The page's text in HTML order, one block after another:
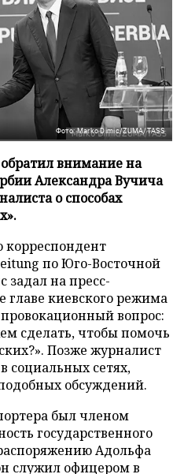
Фото: Marko Dimic/ZUMA/TASS
внимание на
Александра Вучича
о способах
корреспондент
по Юго-Восточной
задал на пресс-
главе киевского режима
вопрос:
сделать, чтобы помочь
Позже журналист
социальных сетях,
обсуждений.
был членом
государственного
Адольфа
служил офицером в